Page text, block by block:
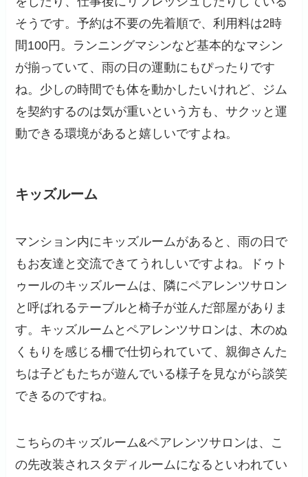
そうです。予約は不要の先着順で、利用料は2時
間100円。ランニングマシンなど基本的なマシン
が揃っていて、雨の日の運動にもぴったりです
ね。少しの時間でも体を動かしたいけれど、ジム
を契約するのは気が重いという方も、サクッと運
動できる環境があると嬉しいですよね。
キッズルーム
マンション内にキッズルームがあると、雨の日で
もお友達と交流できてうれしいですよね。ドゥト
ゥールのキッズルームは、隣にペアレンツサロン
と呼ばれるテーブルと椅子が並んだ部屋がありま
す。キッズルームとペアレンツサロンは、木のぬ
くもりを感じる柵で仕切られていて、親御さんた
ちは子どもたちが遊んでいる様子を見ながら談笑
できるのですね。
こちらのキッズルーム&ペアレンツサロンは、こ
の先改装されスタディルームになるといわれてい